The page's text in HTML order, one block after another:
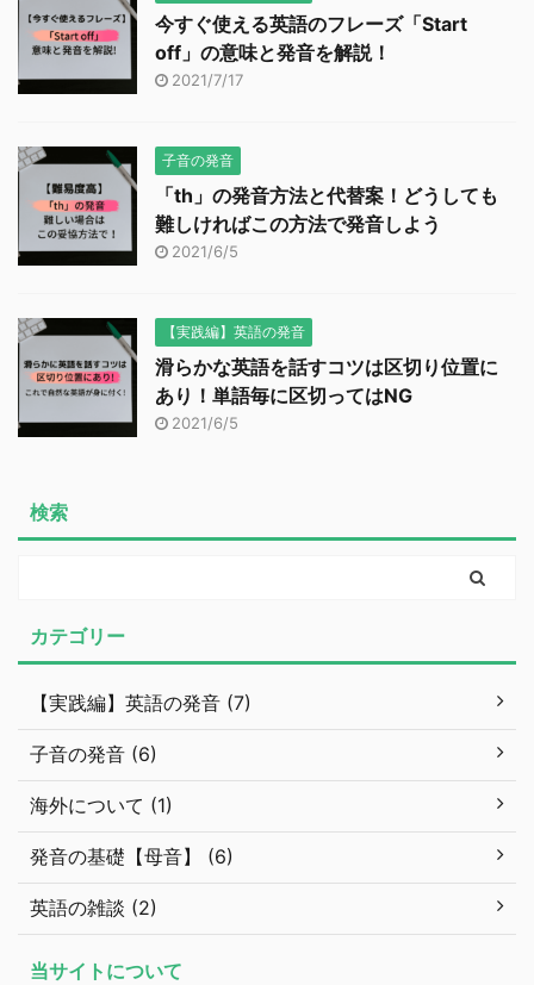
今すぐ使える英語のフレーズ「Start
off」の意味と発音を解説！
2021/7/17
子音の発音
「th」の発音方法と代替案！どうしても
難しければこの方法で発音しよう
2021/6/5
【実践編】英語の発音
滑らかな英語を話すコツは区切り位置に
あり！単語毎に区切ってはNG
2021/6/5
検索
カテゴリー
【実践編】英語の発音 (7)
子音の発音 (6)
海外について (1)
発音の基礎【母音】 (6)
英語の雑談 (2)
当サイトについて